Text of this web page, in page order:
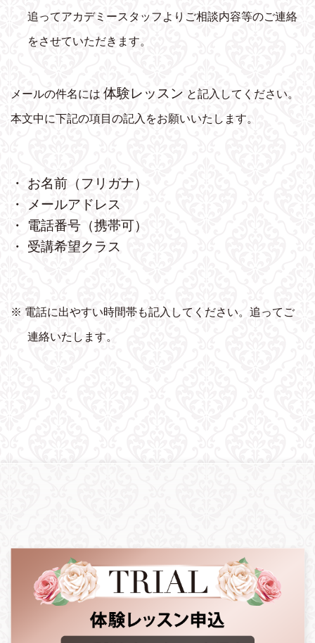
追ってアカデミースタッフよりご相談内容等のご連絡
をさせていただきます。
メールの件名には 体験レッスン と記入してください。
本文中に下記の項目の記入をお願いいたします。
・ お名前（フリガナ）
・ メールアドレス
・ 電話番号（携帯可）
・ 受講希望クラス
※ 電話に出やすい時間帯も記入してください。追ってご
連絡いたします。